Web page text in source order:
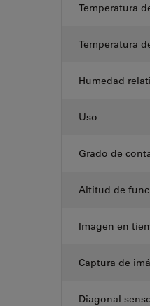
Temperatura
Temperatura
Humedad
Uso
Grado de
Altitud de
Imagen en
Captura de
Diagonal